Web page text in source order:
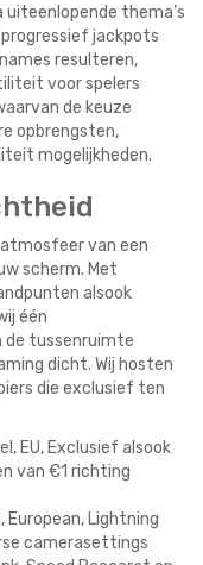
thema’s
jackpots
resulteren,
voor spelers
de keuze
opbrengsten,
mogelijkheden.
van een
scherm. Met
alsook
één
de tussenruimte
dicht. Wij hosten
die exclusief ten
EU, Exclusief alsook
van €1 richting
European, Lightning
camerasettings